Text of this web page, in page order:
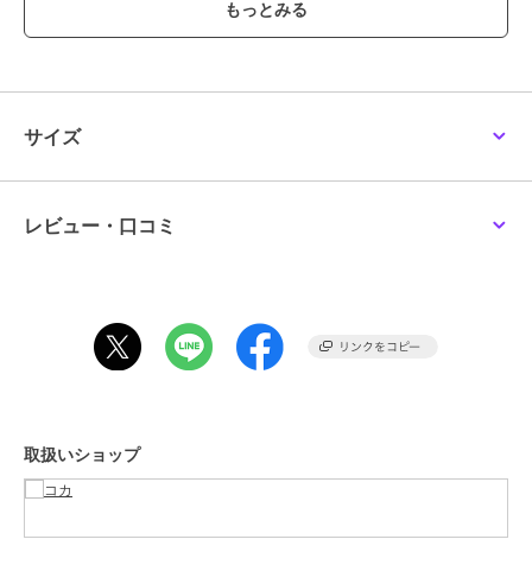
・表面感のあるシボ素材
■コーディネート
キャミソールやタンクトップを合わせたレイヤードスタイルがおすす
こなしにも◎
透け感：光に透かすとややあり
裏地：なし
はお控え下さい。
※商品単体でのお写真が実物に最も近いお色味となっております。
サイズ
レビュー・口コミ
取扱いショップ